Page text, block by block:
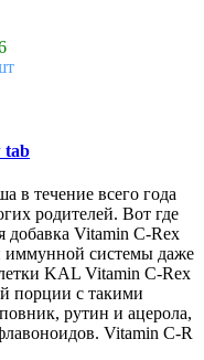
tab
в течение всего года
родителей. Вот где
добавка Vitamin C-Rex
иммунной системы даже
KAL Vitamin C-Rex
порции с такими
рутин и ацерола,
Vitamin C-R